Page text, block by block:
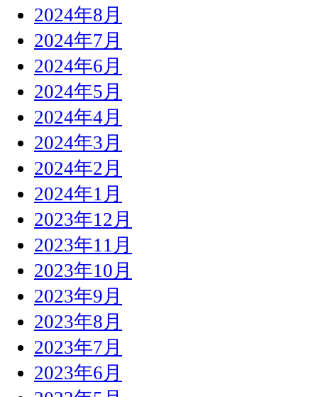
2024年8月
2024年7月
2024年6月
2024年5月
2024年4月
2024年3月
2024年2月
2024年1月
2023年12月
2023年11月
2023年10月
2023年9月
2023年8月
2023年7月
2023年6月